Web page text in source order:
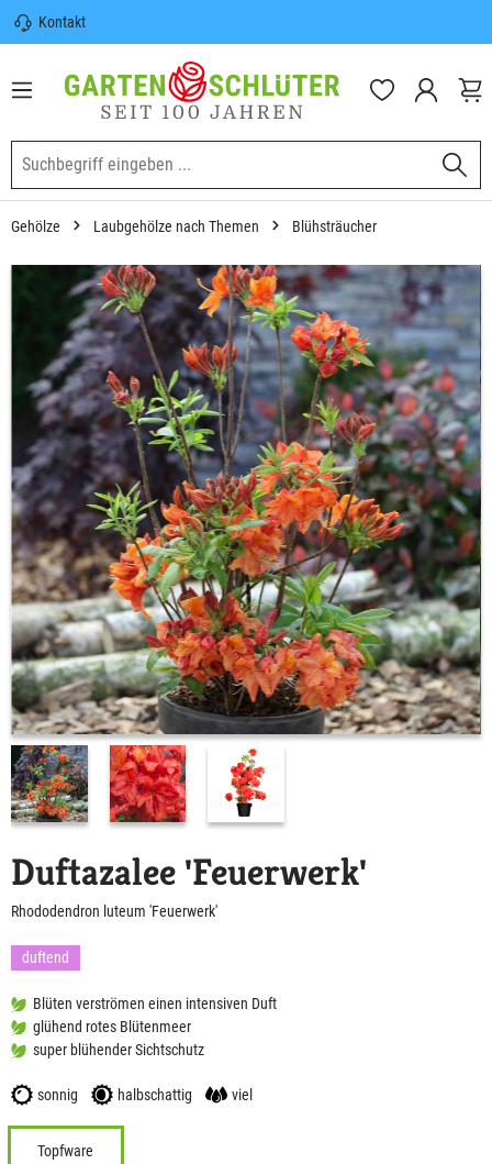
springen
Kontakt
Sicherer Versand | Versandkostenfrei
(DE) ab 100€
Garten-Schlüter Anwachsgarantie
Gehölze Laubgehölze nach Themen Blühsträucher
Duftazalee 'Feuerwerk'
Rhododendron luteum 'Feuerwerk'
duftend
Blüten verströmen einen intensiven Duft
glühend rotes Blütenmeer
super blühender Sichtschutz
sonnig halbschattig viel
Topfware